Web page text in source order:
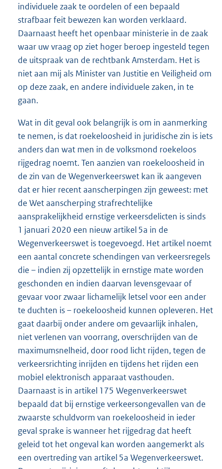
individuele zaak te oordelen of een bepaald
strafbaar feit bewezen kan worden verklaard.
Daarnaast heeft het openbaar ministerie in de zaak
waar uw vraag op ziet hoger beroep ingesteld tegen
de uitspraak van de rechtbank Amsterdam. Het is
niet aan mij als Minister van Justitie en Veiligheid om
op deze zaak, en andere individuele zaken, in te
gaan.
Wat in dit geval ook belangrijk is om in aanmerking
te nemen, is dat roekeloosheid in juridische zin is iets
anders dan wat men in de volksmond roekeloos
rijgedrag noemt. Ten aanzien van roekeloosheid in
de zin van de Wegenverkeerswet kan ik aangeven
dat er hier recent aanscherpingen zijn geweest: met
de Wet aanscherping strafrechtelijke
aansprakelijkheid ernstige verkeersdelicten is sinds
1 januari 2020 een nieuw artikel 5a in de
Wegenverkeerswet is toegevoegd. Het artikel noemt
een aantal concrete schendingen van verkeersregels
die – indien zij opzettelijk in ernstige mate worden
geschonden en indien daarvan levensgevaar of
gevaar voor zwaar lichamelijk letsel voor een ander
te duchten is – roekeloosheid kunnen opleveren. Het
gaat daarbij onder andere om gevaarlijk inhalen,
niet verlenen van voorrang, overschrijden van de
maximumsnelheid, door rood licht rijden, tegen de
verkeersrichting inrijden en tijdens het rijden een
mobiel elektronisch apparaat vasthouden.
Daarnaast is in artikel 175 Wegenverkeerswet
bepaald dat bij ernstige verkeersongevallen van de
zwaarste schuldvorm van roekeloosheid in ieder
geval sprake is wanneer het rijgedrag dat heeft
geleid tot het ongeval kan worden aangemerkt als
een overtreding van artikel 5a Wegenverkeerswet.